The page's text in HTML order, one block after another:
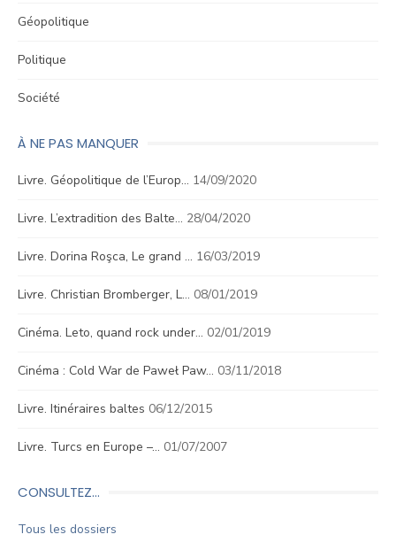
Géopolitique
Politique
Société
À NE PAS MANQUER
Livre. Géopolitique de l’Europ… 14/09/2020
Livre. L’extradition des Balte… 28/04/2020
Livre. Dorina Roşca, Le grand … 16/03/2019
Livre. Christian Bromberger, L… 08/01/2019
Cinéma. Leto, quand rock under… 02/01/2019
Cinéma : Cold War de Paweł Paw… 03/11/2018
Livre. Itinéraires baltes 06/12/2015
Livre. Turcs en Europe –… 01/07/2007
CONSULTEZ…
Tous les dossiers